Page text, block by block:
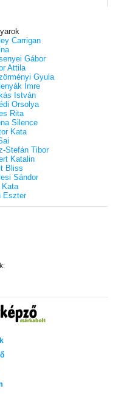
Carrigan
Gábor
Attila
Gyula
Imre
István
Orsolya
Rita
Silence
Kata
Stefán Tibor
Katalin
Bliss
Sándor
Kata
Eszter